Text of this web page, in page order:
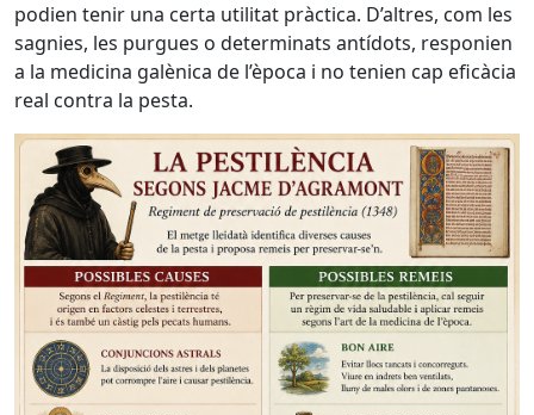
podien tenir una certa utilitat pràctica. D’altres, com les
sagnies, les purgues o determinats antídots, responien
a la medicina galènica de l’època i no tenien cap eficàcia
real contra la pesta.